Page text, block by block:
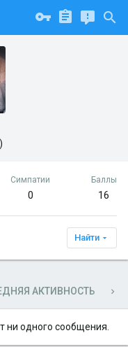
Симпатии
0
Баллы
16
Найти
АКТИВНОСТЬ
ни одного сообщения.